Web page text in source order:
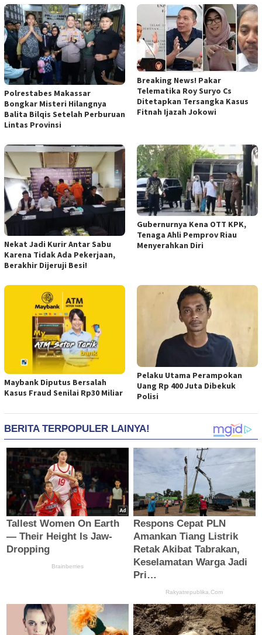
Polrestabes Makassar
Bongkar Misteri Hilangnya
Balita Bilqis Setelah Perburuan
Lintas Provinsi
Breaking News! Pakar
Telematika Roy Suryo Cs
Ditetapkan Tersangka Kasus
Fitnah Ijazah Jokowi
Nekat Jadi Kurir Antar Sabu
Karena Tidak Ada Pekerjaan,
Berakhir Dijeruji Besi!
Gubernurnya Kena OTT KPK,
Tenaga Ahli Pemprov Riau
Menyerahkan Diri
Maybank Diputus Bersalah
Kasus Fraud Senilai Rp30 Miliar
Pelaku Utama Perampokan
Uang Rp 400 Juta Dibekuk
Polisi